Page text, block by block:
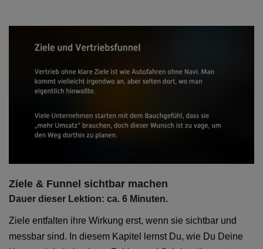
Ziele & Funnel sichtbar machen
Dauer dieser Lektion: ca. 6 Minuten.
Ziele entfalten ihre Wirkung erst, wenn sie sichtbar und
messbar sind. In diesem Kapitel lernst Du, wie Du Deine